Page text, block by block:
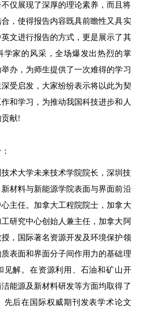
仅展现了深厚的理论素养，而且将
，使得报告内容既具前瞻性又具实
文进行报告的方式，更是展示了其
学家的风采，全场爆发出热烈的掌
办，为师生提供了一次难得的学习
受启发，大家纷纷表示将以此为契
和学习，为推动我国科技进步和人
献!
术大学未来技术学院院长，深圳技
材料与新能源学院表面与界面前沿
主任。加拿大工程院院士，加拿大
研究中心创始人兼主任，加拿大阿
，国际著名资源开发及环境保护领
表面和界面分子间作用力的基础理
见解。在资源利用、石油和矿山开
能源及新材料研发等方面均取得了
先后在国际权威期刊发表学术论文